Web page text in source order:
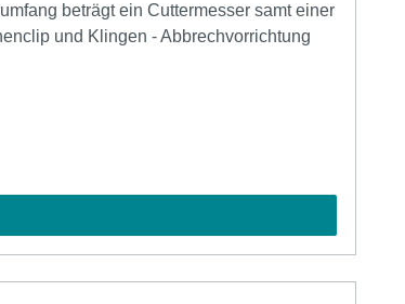
beträgt ein Cuttermesser samt einer
und Klingen - Abbrechvorrichtung